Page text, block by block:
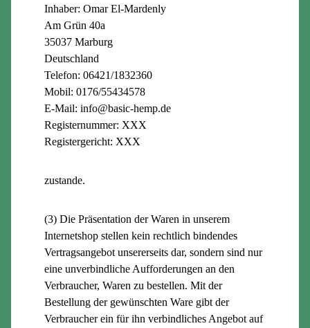
Inhaber: Omar El-Mardenly
Am Grün 40a
35037 Marburg
Deutschland
Telefon: 06421/1832360
Mobil: 0176/55434578
E-Mail: info@basic-hemp.de
Registernummer: XXX
Registergericht: XXX
zustande.
(3) Die Präsentation der Waren in unserem
Internetshop stellen kein rechtlich bindendes
Vertragsangebot unsererseits dar, sondern sind nur
eine unverbindliche Aufforderungen an den
Verbraucher, Waren zu bestellen. Mit der
Bestellung der gewünschten Ware gibt der
Verbraucher ein für ihn verbindliches Angebot auf